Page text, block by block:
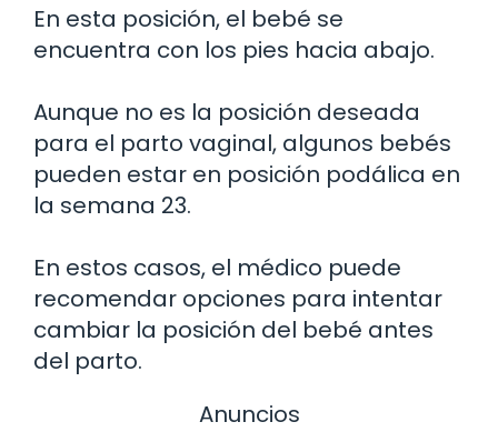
En esta posición, el bebé se
encuentra con los pies hacia abajo.
Aunque no es la posición deseada
para el parto vaginal, algunos bebés
pueden estar en posición podálica en
la semana 23.
En estos casos, el médico puede
recomendar opciones para intentar
cambiar la posición del bebé antes
del parto.
Anuncios